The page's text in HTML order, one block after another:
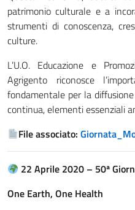
patrimonio culturale e a
strumenti di conoscenza,
culture.
L’U.O. Educazione e
Agrigento riconosce
fondamentale per la
continua, elementi essenziali
File associato:
22 Aprile 2020 – 50ª
One Earth, One Health